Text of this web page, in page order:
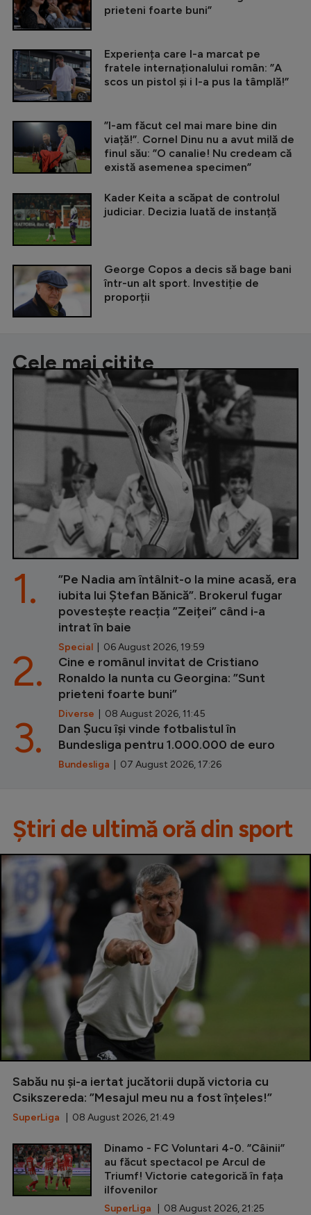
prieteni foarte buni”
Experiența care l-a marcat pe
fratele internaționalului român: ”A
scos un pistol și i l-a pus la tâmplă!”
”I-am făcut cel mai mare bine din
viață!”. Cornel Dinu nu a avut milă de
finul său: ”O canalie! Nu credeam că
există asemenea specimen”
Kader Keita a scăpat de controlul
judiciar. Decizia luată de instanță
George Copos a decis să bage bani
într-un alt sport. Investiție de
proporții
Cele mai citite
”Pe Nadia am întâlnit-o la mine acasă, era
iubita lui Ștefan Bănică”. Brokerul fugar
povestește reacția ”Zeiței” când i-a
intrat în baie
Special | 06 August 2026, 19:59
1.
Cine e românul invitat de Cristiano
Ronaldo la nunta cu Georgina: ”Sunt
prieteni foarte buni”
Diverse | 08 August 2026, 11:45
2.
Dan Șucu își vinde fotbalistul în
Bundesliga pentru 1.000.000 de euro
Bundesliga | 07 August 2026, 17:26
3.
Știri de ultimă oră din sport
Sabău nu și-a iertat jucătorii după victoria cu
Csikszereda: ”Mesajul meu nu a fost înțeles!”
SuperLiga | 08 August 2026, 21:49
Dinamo - FC Voluntari 4-0. ”Câinii”
au făcut spectacol pe Arcul de
Triumf! Victorie categorică în fața
ilfovenilor
SuperLiga | 08 August 2026, 21:25